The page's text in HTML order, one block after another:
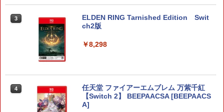
3
ELDEN RING Tarnished Edition Swit
ch2版
￥8,298
4
任天堂 ファイアーエムブレム 万紫千紅
【Switch 2】 BEEPAACSA [BEEPAACS
A]